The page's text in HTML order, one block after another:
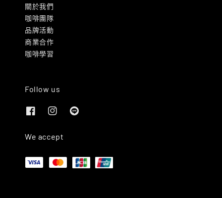
關於我們
咖啡團隊
品牌活動
商業合作
咖啡學習
Follow us
We accept